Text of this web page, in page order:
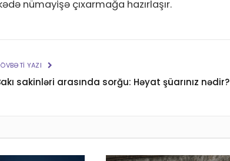
nümayişə çıxarmağa hazırlaşır.
YAZI
sakinləri arasında sorğu: Həyat şüarınız nədir?